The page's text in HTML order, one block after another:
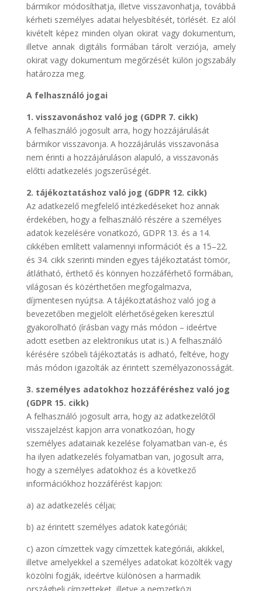
bármikor módosíthatja, illetve visszavonhatja, továbbá
kérheti személyes adatai helyesbítését, törlését. Ez alól
kivételt képez minden olyan okirat vagy dokumentum,
illetve annak digitális formában tárolt verziója, amely
okirat vagy dokumentum megőrzését külön jogszabály
határozza meg.
A felhasználó jogai
1. visszavonáshoz való jog (GDPR 7. cikk)
A felhasználó jogosult arra, hogy hozzájárulását
bármikor visszavonja. A hozzájárulás visszavonása
nem érinti a hozzájáruláson alapuló, a visszavonás
előtti adatkezelés jogszerűségét.
2. tájékoztatáshoz való jog (GDPR 12. cikk)
Az adatkezelő megfelelő intézkedéseket hoz annak
érdekében, hogy a felhasználó részére a személyes
adatok kezelésére vonatkozó, GDPR 13. és a 14.
cikkében említett valamennyi információt és a 15–22.
és 34. cikk szerinti minden egyes tájékoztatást tömör,
átlátható, érthető és könnyen hozzáférhető formában,
világosan és közérthetően megfogalmazva,
díjmentesen nyújtsa. A tájékoztatáshoz való jog a
bevezetőben megjelölt elérhetőségeken keresztül
gyakorolható (írásban vagy más módon – ideértve
adott esetben az elektronikus utat is.) A felhasználó
kérésére szóbeli tájékoztatás is adható, feltéve, hogy
más módon igazolták az érintett személyazonosságát.
3. személyes adatokhoz hozzáféréshez való jog
(GDPR 15. cikk)
A felhasználó jogosult arra, hogy az adatkezelőtől
visszajelzést kapjon arra vonatkozóan, hogy
személyes adatainak kezelése folyamatban van-e, és
ha ilyen adatkezelés folyamatban van, jogosult arra,
hogy a személyes adatokhoz és a következő
információkhoz hozzáférést kapjon:
a) az adatkezelés céljai;
b) az érintett személyes adatok kategóriái;
c) azon címzettek vagy címzettek kategóriái, akikkel,
illetve amelyekkel a személyes adatokat közölték vagy
közölni fogják, ideértve különösen a harmadik